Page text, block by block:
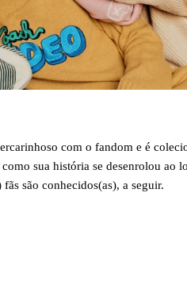
com o fandom e é
sua história se desenrolou ao
são conhecidos(as), a seguir.